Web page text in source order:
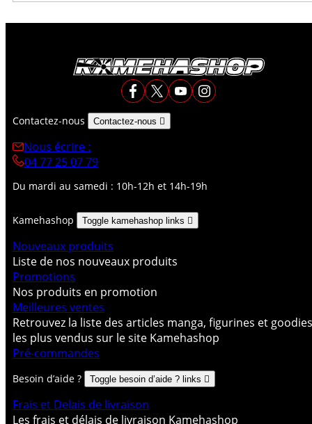
Contactez-nous Contactez-nous 
Nous écrire :
04 77 25 07 79
Du mardi au samedi : 10h-12h et 14h-19h
Kamehashop Toggle kamehashop links 
Nouveaux produits
Liste de nos nouveaux produits
Promotions
Nos produits en promotion
Meilleures ventes
Retrouvez la liste des articles manga, figurines et goodies
les plus vendus sur le site Kamehashop
Pré-commandes
Besoin d’aide ? Toggle besoin d’aide ? links 
Frais et Delais de livraison
Les frais et délais de livraison Kamehashop